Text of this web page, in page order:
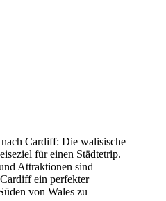
Cardiff: Die walisische
für einen Städtetrip.
Attraktionen sind
ein perfekter
von Wales zu